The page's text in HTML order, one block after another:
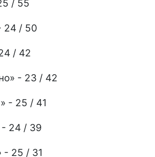
/ 55
24 / 50
/ 42
- 23 / 42
- 25 / 41
- 24 / 39
- 25 / 31